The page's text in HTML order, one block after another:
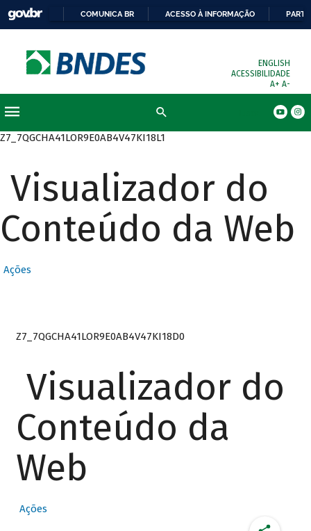
COMUNICA BR ACESSO À INFORMAÇÃO
ENGLISH
ACESSIBILIDADE
A+ A-
Z7_7QGCHA41LOR9E0AB4V47KI18L1
Visualizador do
Conteúdo da Web
Ações
Z7_7QGCHA41LOR9E0AB4V47KI18D0
Visualizador do
Conteúdo da
Web
Ações